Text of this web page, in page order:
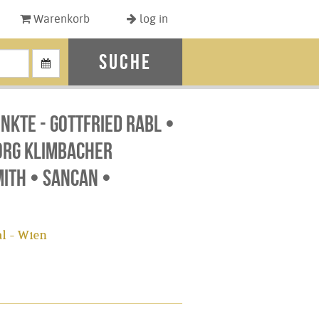
Warenkorb log in
Suche
- Gottfried Rabl •
Klimbacher
• Sancan •
- Wien